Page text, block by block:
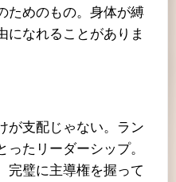
ためのもの。身体が縛
になれることがありま
が支配じゃない。ラン
たリーダーシップ。
完璧に主導権を握って